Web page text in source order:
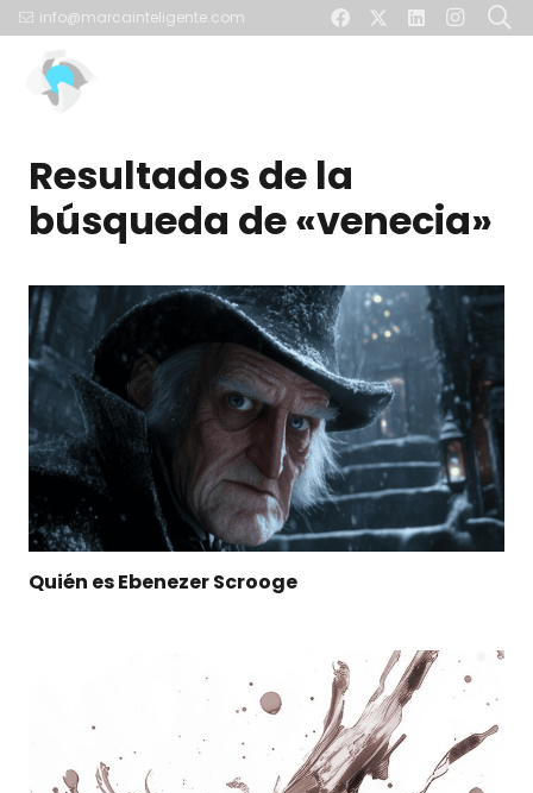
info@marcainteligente.com
Resultados de la
búsqueda de «venecia»
Quién es Ebenezer Scrooge